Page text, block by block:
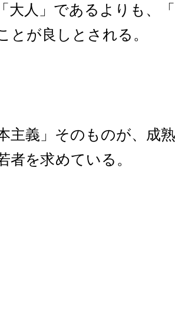
大人」であるよりも、
とが良しとされる。
主義」そのものが、成
者を求めている。